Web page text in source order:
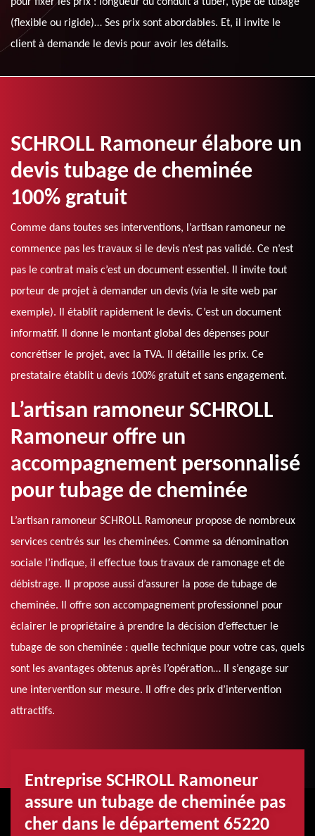
pour fixer les prix : longueur du conduit à tuber, type de tubage
(flexible ou rigide)… Ses prix sont abordables. Et, il invite le
client à demande le devis pour avoir les détails.
SCHROLL Ramoneur élabore un
devis tubage de cheminée
100% gratuit
Comme dans toutes ses interventions, l’artisan ramoneur ne
commence pas les travaux si le devis n’est pas validé. Ce n’est
pas le contrat mais c’est un document essentiel. Il invite tout
porteur de projet à demander un devis (via le site web par
exemple). Il établit rapidement le devis. C’est un document
informatif. Il donne le montant global des dépenses pour
concrétiser le projet, avec la TVA. Il détaille les prix. Ce
prestataire établit u devis 100% gratuit et sans engagement.
L’artisan ramoneur SCHROLL
Ramoneur offre un
accompagnement personnalisé
pour tubage de cheminée
L’artisan ramoneur SCHROLL Ramoneur propose de nombreux
services centrés sur les cheminées. Comme sa dénomination
sociale l’indique, il effectue tous travaux de ramonage et de
débistrage. Il propose aussi d’assurer la pose de tubage de
cheminée. Il offre son accompagnement professionnel pour
éclairer le propriétaire à prendre la décision d’effectuer le
tubage de son cheminée : quelle technique pour votre cas, quels
sont les avantages obtenus après l’opération… Il s’engage sur
une intervention sur mesure. Il offre des prix d’intervention
attractifs.
Entreprise SCHROLL Ramoneur
assure un tubage de cheminée pas
cher dans le département 65220